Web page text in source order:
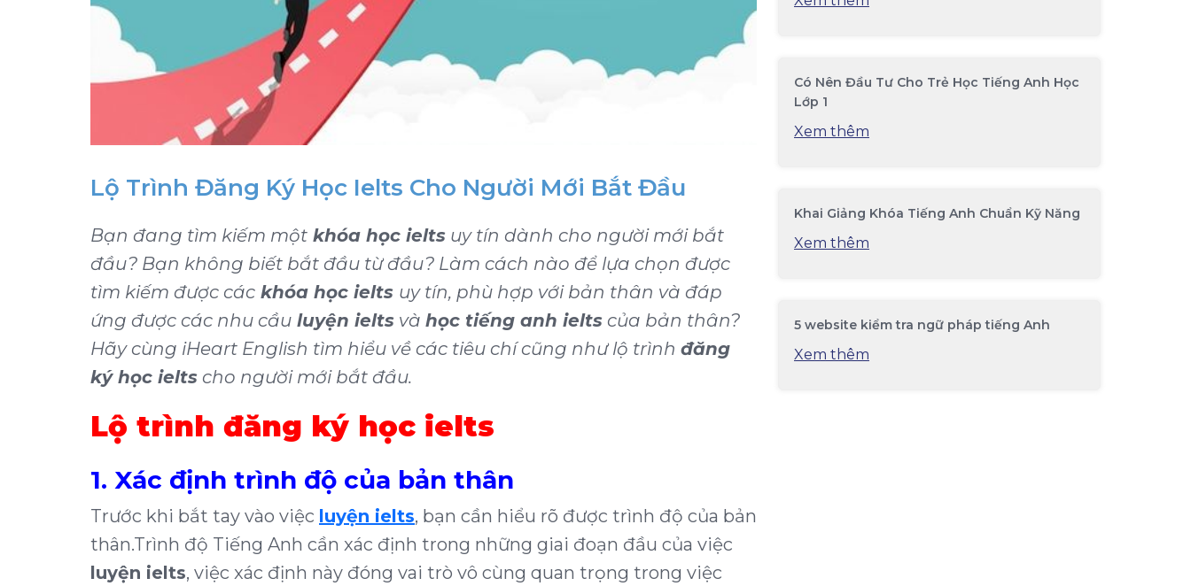
Lộ Trình Đăng Ký Học Ielts Cho Người Mới Bắt Đầu
Bạn đang tìm kiếm một khóa học ielts uy tín dành cho người mới bắt
đầu? Bạn không biết bắt đầu từ đầu? Làm cách nào để lựa chọn được
tìm kiếm được các khóa học ielts uy tín, phù hợp với bản thân và đáp
ứng được các nhu cầu luyện ielts và học tiếng anh ielts của bản thân?
Hãy cùng iHeart English tìm hiểu về các tiêu chí cũng như lộ trình đăng
ký học ielts cho người mới bắt đầu.
Lộ trình đăng ký học ielts
1. Xác định trình độ của bản thân
Trước khi bắt tay vào việc luyện ielts, bạn cần hiểu rõ được trình độ của bản
thân.Trình độ Tiếng Anh cần xác định trong những giai đoạn đầu của việc
luyện ielts, việc xác định này đóng vai trò vô cùng quan trọng trong việc
Có Nên Đầu Tư Cho Trẻ Học Tiếng Anh Học
Lớp 1
Xem thêm
Khai Giảng Khóa Tiếng Anh Chuẩn Kỹ Năng
Xem thêm
5 website kiểm tra ngữ pháp tiếng Anh
Xem thêm